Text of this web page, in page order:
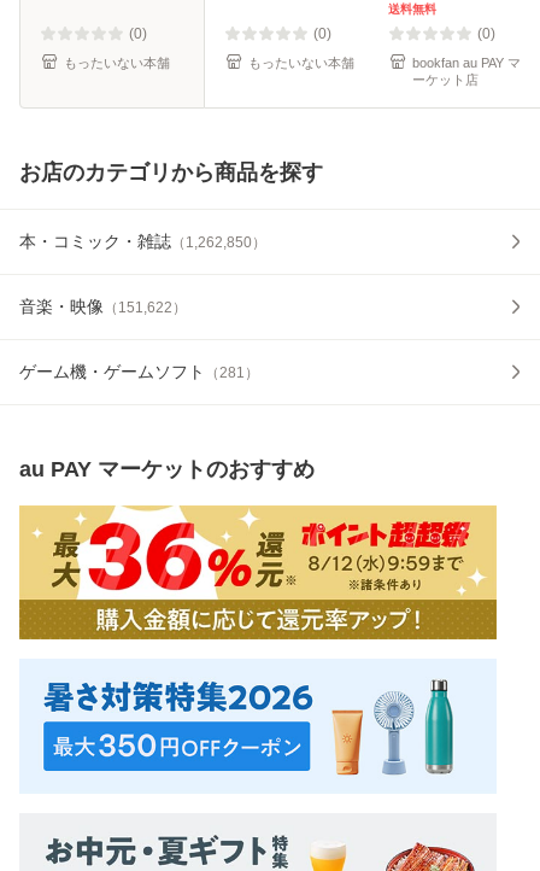
(0)
もったいない本舗
(0)
もったいない本舗
送料無料
(0)
bookfan au PAY マ
ーケット店
お店のカテゴリから商品を探す
本・コミック・雑誌 （ 1,262,850）
音楽・映像 （ 151,622 ）
ゲーム機・ゲームソフト （281 ）
au PAY マーケットのおすすめ